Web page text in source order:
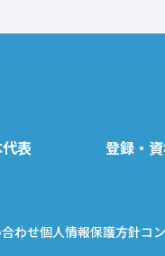
表 登録・
わせ個人情報保護方針コ